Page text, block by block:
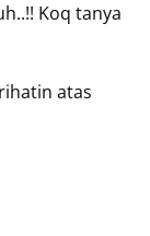
Koq tanya
atas